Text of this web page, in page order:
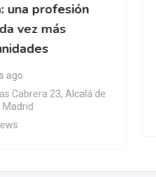
una profesión
vez más
ago
Cabrera 23, Alcalá de
Madrid